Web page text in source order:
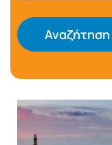
Αναζήτηση